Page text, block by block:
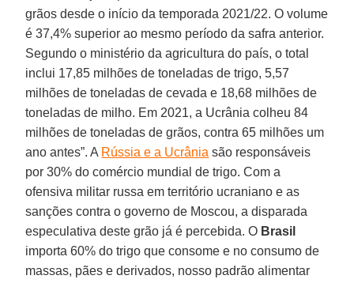
grãos desde o início da temporada 2021/22. O volume
é 37,4% superior ao mesmo período da safra anterior.
Segundo o ministério da agricultura do país, o total
inclui 17,85 milhões de toneladas de trigo, 5,57
milhões de toneladas de cevada e 18,68 milhões de
toneladas de milho. Em 2021, a Ucrânia colheu 84
milhões de toneladas de grãos, contra 65 milhões um
ano antes”. A Rússia e a Ucrânia são responsáveis
por 30% do comércio mundial de trigo. Com a
ofensiva militar russa em território ucraniano e as
sanções contra o governo de Moscou, a disparada
especulativa deste grão já é percebida. O Brasil
importa 60% do trigo que consome e no consumo de
massas, pães e derivados, nosso padrão alimentar